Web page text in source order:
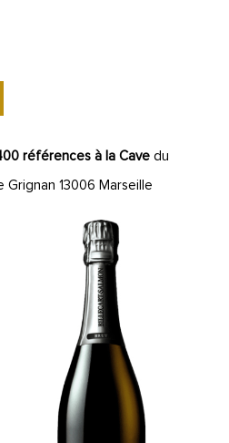
références à la Cave du
Grignan 13006 Marseille